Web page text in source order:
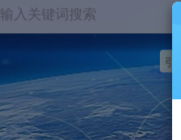
输入关键词搜索
引流